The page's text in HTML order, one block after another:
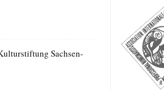
Sachsen-